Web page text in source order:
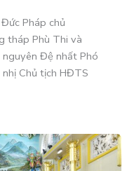
Pháp chủ
tháp Phù Thi và
Đệ nhất Phó
Chủ tịch HĐTS